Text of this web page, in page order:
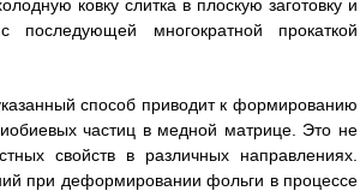
ковку слитка в плоскую заготовку и
многократной прокаткой
способ приводит к формированию
частиц в медной матрице. Это не
свойств в различных направлениях.
при деформировании фольги в процессе